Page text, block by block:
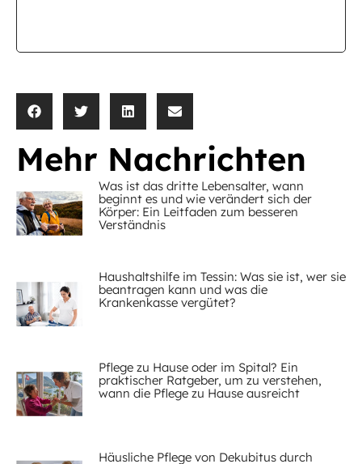
Mehr Nachrichten
Was ist das dritte Lebensalter, wann
beginnt es und wie verändert sich der
Körper: Ein Leitfaden zum besseren
Verständnis
Haushaltshilfe im Tessin: Was sie ist, wer sie
beantragen kann und was die
Krankenkasse vergütet?
Pflege zu Hause oder im Spital? Ein
praktischer Ratgeber, um zu verstehen,
wann die Pflege zu Hause ausreicht
Häusliche Pflege von Dekubitus durch